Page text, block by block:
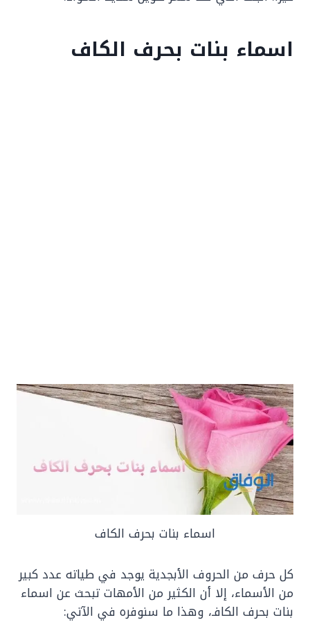
اسماء بنات بحرف الكاف
اسماء بنات بحرف الكاف
كل حرف من الحروف الأبجدية يوجد في طياته عدد كبير
من الأسماء، إلا أن الكثير من الأمهات تبحث عن اسماء
بنات بحرف الكافـ، وهذا ما سنوفره في الآتي: